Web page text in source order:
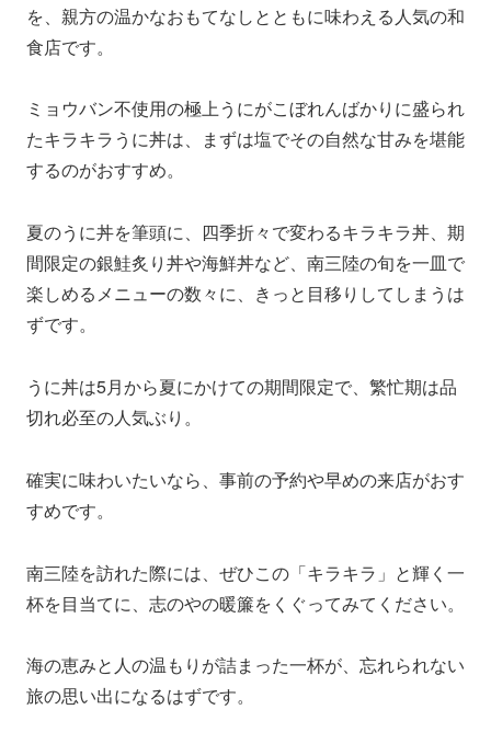
を、親方の温かなおもてなしとともに味わえる人気の和
食店です。
ミョウバン不使用の極上うにがこぼれんばかりに盛られ
たキラキラうに丼は、まずは塩でその自然な甘みを堪能
するのがおすすめ。
夏のうに丼を筆頭に、四季折々で変わるキラキラ丼、期
間限定の銀鮭炙り丼や海鮮丼など、南三陸の旬を一皿で
楽しめるメニューの数々に、きっと目移りしてしまうは
ずです。
うに丼は5月から夏にかけての期間限定で、繁忙期は品
切れ必至の人気ぶり。
確実に味わいたいなら、事前の予約や早めの来店がおす
すめです。
南三陸を訪れた際には、ぜひこの「キラキラ」と輝く一
杯を目当てに、志のやの暖簾をくぐってみてください。
海の恵みと人の温もりが詰まった一杯が、忘れられない
旅の思い出になるはずです。